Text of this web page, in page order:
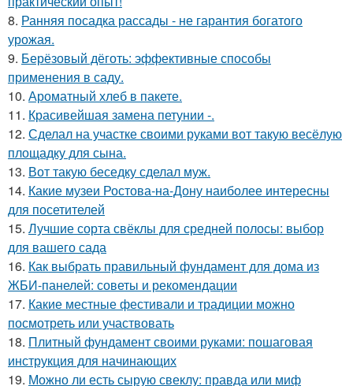
8. Ранняя посадка рассады - не гарантия богатого
урожая.
9. Берёзовый дёготь: эффективные способы
применения в саду.
10. Ароматный хлеб в пакете.
11. Красивейшая замена петунии -.
12. Сделал на участке своими руками вот такую весёлую
площадку для сына.
13. Вот такую беседку сделал муж.
14. Какие музеи Ростова-на-Дону наиболее интересны
для посетителей
15. Лучшие сорта свёклы для средней полосы: выбор
для вашего сада
16. Как выбрать правильный фундамент для дома из
ЖБИ-панелей: советы и рекомендации
17. Какие местные фестивали и традиции можно
посмотреть или участвовать
18. Плитный фундамент своими руками: пошаговая
инструкция для начинающих
19. Можно ли есть сырую свеклу: правда или миф